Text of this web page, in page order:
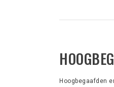
Hoogbegaafden